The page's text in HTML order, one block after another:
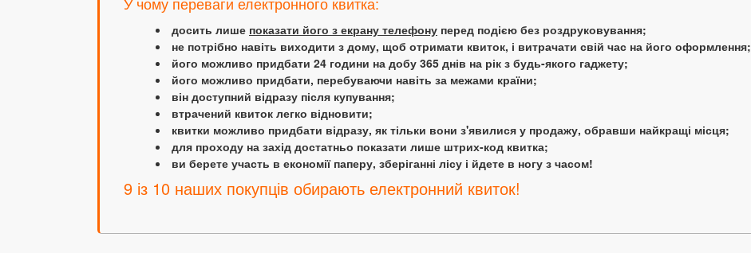
досить лише показати його з екрану телефону перед подією без роздруковування;
не потрібно навіть виходити з дому, щоб отримати квиток, і витрачати свій час на його оформлення;
його можливо придбати 24 години на добу 365 днів на рік з будь-якого гаджету;
його можливо придбати, перебуваючи навіть за межами країни;
він доступний відразу після купування;
втрачений квиток легко відновити;
квитки можливо придбати відразу, як тільки вони з'явилися у продажу, обравши найкращі місця;
для проходу на захід достатньо показати лише штрих-код квитка;
ви берете участь в економії паперу, зберіганні лісу і йдете в ногу з часом!
9 із 10 наших покупців обирають електронний квиток!